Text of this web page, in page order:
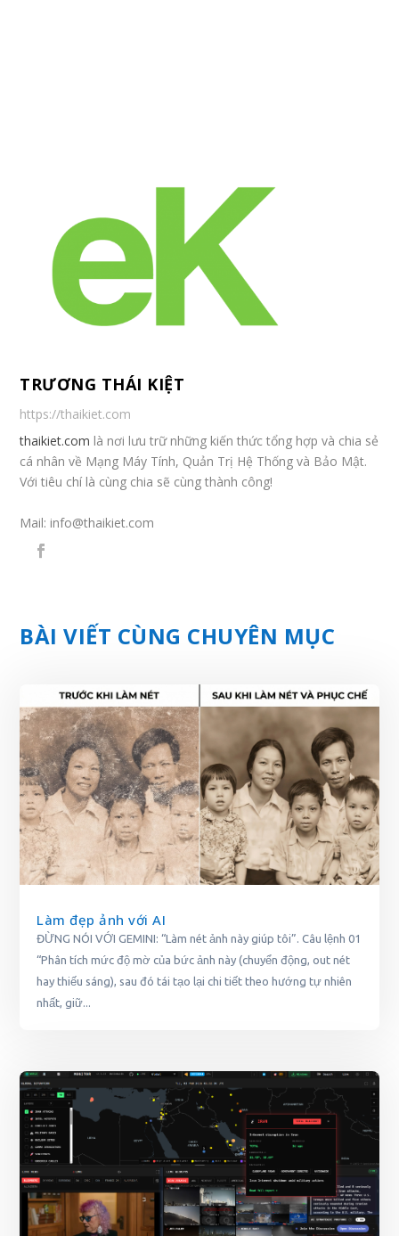
TRƯƠNG THÁI KIỆT
https://thaikiet.com
thaikiet.com là nơi lưu trữ những kiến thức tổng hợp và chia sẻ
cá nhân về Mạng Máy Tính, Quản Trị Hệ Thống và Bảo Mật.
Với tiêu chí là cùng chia sẽ cùng thành công!
Mail: info@thaikiet.com
BÀI VIẾT CÙNG CHUYÊN MỤC
Làm đẹp ảnh với AI
ĐỪNG NÓI VỚI GEMINI: “Làm nét ảnh này giúp tôi”. Câu lệnh 01
“Phân tích mức độ mờ của bức ảnh này (chuyển động, out nét
hay thiếu sáng), sau đó tái tạo lại chi tiết theo hướng tự nhiên
nhất, giữ...